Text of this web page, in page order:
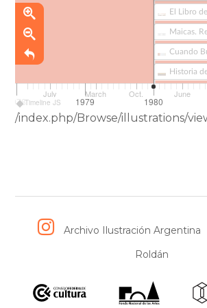
Timeline JS
1978 1979 1980
July March Oct. June
/index.php/Browse/illustrations/
Archivo Ilustración Argentina
Roldán